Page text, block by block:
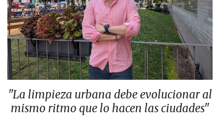
"La limpieza urbana debe evolucionar al
mismo ritmo que lo hacen las ciudades"